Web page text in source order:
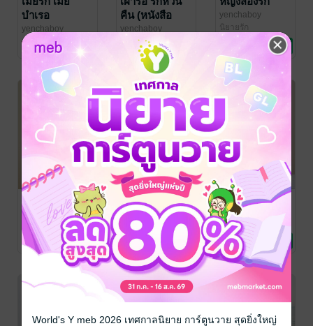
บำเรอ
yenchaboy
นิยายรัก
1 Rating
คืน (หนังสือ
เสียง)
yenchaboy
นิยายรักวัยรุ่น
No Rating
yenchaboy
นิยายรัก
No Rating
ฉลามจะกินผัก
yenchaboy
นิยายรักวัยรุ่น
No Rating
หวานใจ...นาย
ประธาน
yenchaboy
นิยายรักวัยรุ่น
No Rating
อกหักมารักหมอ
ฟัน
yenchaboy
นิยายรักวัยรุ่น
No Rating
World's Y meb 2026 เทศกาลนิยาย การ์ตูนวาย สุดยิ่งใหญ่